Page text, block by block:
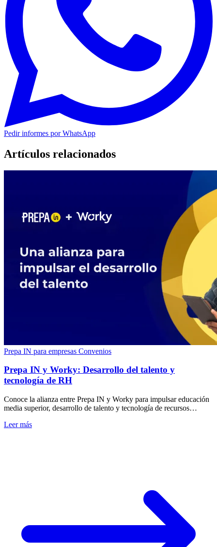
Pedir informes por WhatsApp
Artículos relacionados
Prepa IN para empresas Convenios
Prepa IN y Worky: Desarrollo del talento y
tecnología de RH
Conoce la alianza entre Prepa IN y Worky para impulsar educación
media superior, desarrollo de talento y tecnología de recursos
Leer más